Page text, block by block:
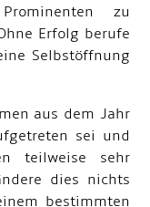
zu
Erfolg berufe
Selbstöffnung
aus dem Jahr
sei und
teilweise sehr
dies nichts
bestimmten